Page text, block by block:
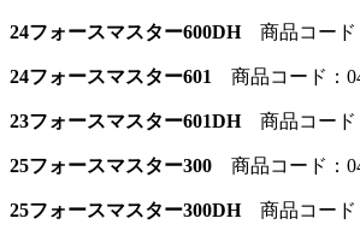
24フォースマスター600DH商品コード
24フォースマスター601 商品コード：
23フォースマスター601DH商品コード
25フォースマスター300 商品コード：
25フォースマスター300DH商品コード